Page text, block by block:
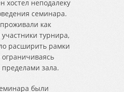
хостел неподалеку
семинара.
как
турнира,
расширить рамки
зала.
были